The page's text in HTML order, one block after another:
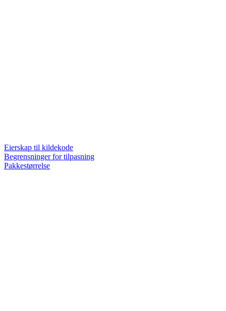
Eierskap til kildekode
Begrensninger for tilpasning
Pakkestørrelse